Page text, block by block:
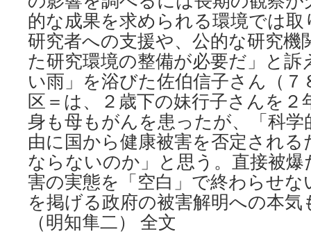
的な成果を求められる環境では
研究者への支援や、公的な研究機
た研究環境の整備が必要だ」と
い雨」を浴びた佐伯信子さん（７
区＝は、２歳下の妹行子さんを２
身も母もがんを患ったが、「科学
由に国から健康被害を否定され
ならないのか」と思う。直接被
害の実態を「空白」で終わらせな
を掲げる政府の被害解明への本
（明知隼二） 全文